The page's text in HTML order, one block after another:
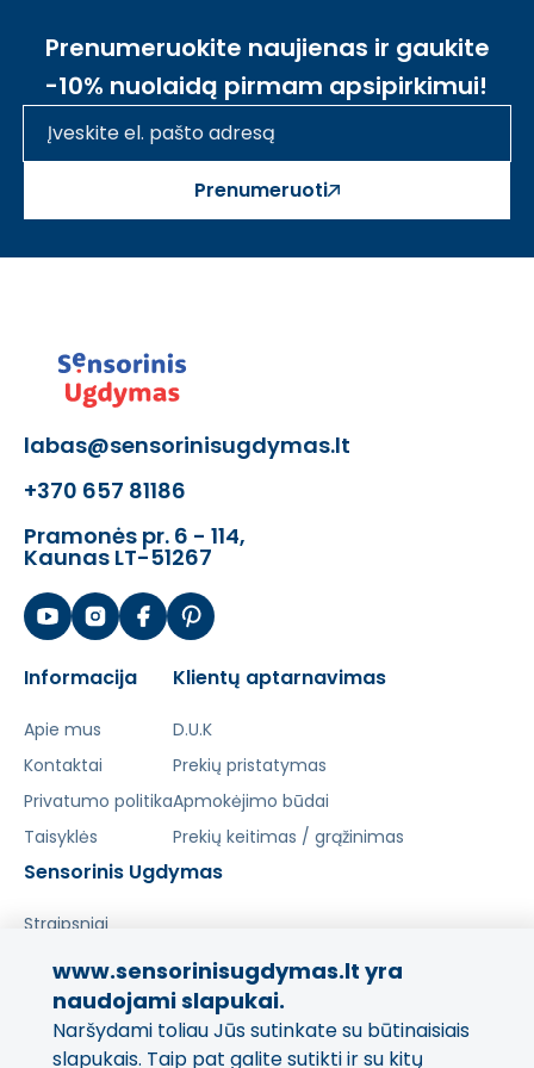
Prenumeruokite naujienas ir gaukite
-10% nuolaidą pirmam apsipirkimui!
Prenumeruoti
labas@sensorinisugdymas.lt
+370 657 81186
Pramonės pr. 6 - 114,
Kaunas LT-51267
Informacija
Apie mus
Kontaktai
Privatumo politika
Taisyklės
Klientų aptarnavimas
D.U.K
Prekių pristatymas
Apmokėjimo būdai
Prekių keitimas / grąžinimas
Sensorinis Ugdymas
Straipsniai
Pasidalinkite savo patirtimi!
Jūsų nuomonė svarbi mums
ir kitiems pirkėjams.
www.sensorinisugdymas.lt yra
naudojami slapukai.
Naršydami toliau Jūs sutinkate su būtinaisiais
slapukais. Taip pat galite sutikti ir su kitų